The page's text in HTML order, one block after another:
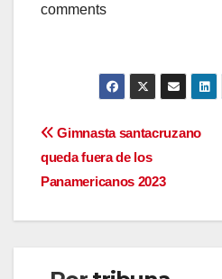
comments
Navegación
de
entradas
Gimnasta santacruzano
queda fuera de los
Panamericanos 2023